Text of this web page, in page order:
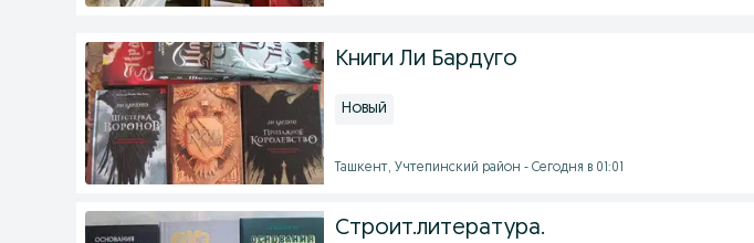
Книги Ли Бардуго
Новый
Ташкент, Учтепинский район - Сегодня в 01:01
Строит.литература.